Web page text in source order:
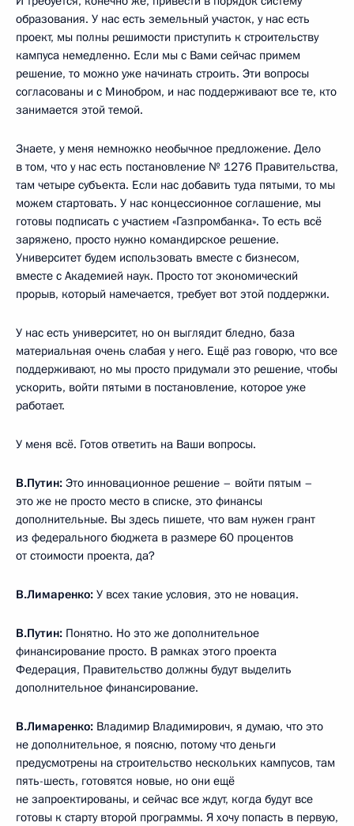
образования. У нас есть земельный участок, у нас есть
проект, мы полны решимости приступить к строительству
кампуса немедленно. Если мы с Вами сейчас примем
решение, то можно уже начинать строить. Эти вопросы
согласованы и с Минобром, и нас поддерживают все те, кто
занимается этой темой.
Знаете, у меня немножко необычное предложение. Дело
в том, что у нас есть постановление № 1276 Правительства,
там четыре субъекта. Если нас добавить туда пятыми, то мы
можем стартовать. У нас концессионное соглашение, мы
готовы подписать с участием «Газпромбанка». То есть всё
заряжено, просто нужно командирское решение.
Университет будем использовать вместе с бизнесом,
вместе с Академией наук. Просто тот экономический
прорыв, который намечается, требует вот этой поддержки.
У нас есть университет, но он выглядит бледно, база
материальная очень слабая у него. Ещё раз говорю, что все
поддерживают, но мы просто придумали это решение, чтобы
ускорить, войти пятыми в постановление, которое уже
работает.
У меня всё. Готов ответить на Ваши вопросы.
В.Путин: Это инновационное решение – войти пятым –
это же не просто место в списке, это финансы
дополнительные. Вы здесь пишете, что вам нужен грант
из федерального бюджета в размере 60 процентов
от стоимости проекта, да?
В.Лимаренко: У всех такие условия, это не новация.
В.Путин: Понятно. Но это же дополнительное
финансирование просто. В рамках этого проекта
Федерация, Правительство должны будут выделить
дополнительное финансирование.
В.Лимаренко: Владимир Владимирович, я думаю, что это
не дополнительное, я поясню, потому что деньги
предусмотрены на строительство нескольких кампусов, там
пять-шесть, готовятся новые, но они ещё
не запроектированы, и сейчас все ждут, когда будут все
готовы к старту второй программы. Я хочу попасть в первую,